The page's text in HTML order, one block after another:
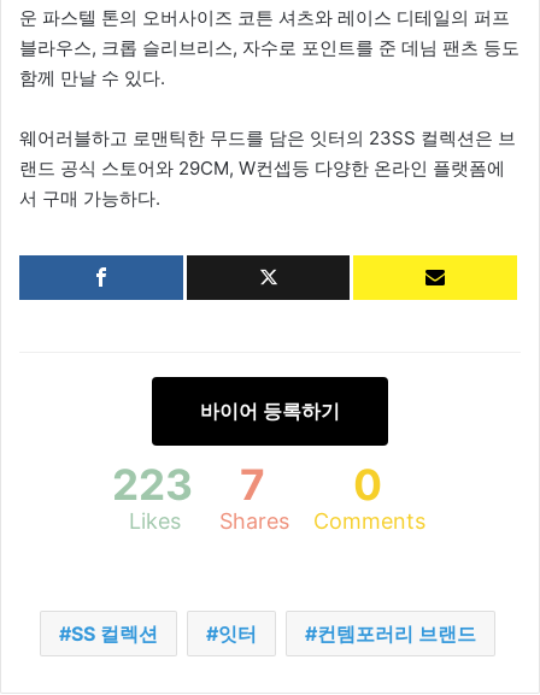
운 파스텔 톤의 오버사이즈 코튼 셔츠와 레이스 디테일의 퍼프
블라우스, 크롭 슬리브리스, 자수로 포인트를 준 데님 팬츠 등도
함께 만날 수 있다.
웨어러블하고 로맨틱한 무드를 담은 잇터의 23SS 컬렉션은 브
랜드 공식 스토어와 29CM, W컨셉등 다양한 온라인 플랫폼에
서 구매 가능하다.
바이어 등록하기
223
Likes
7
Shares
0
Comments
SS 컬렉션 잇터 컨템포러리 브랜드